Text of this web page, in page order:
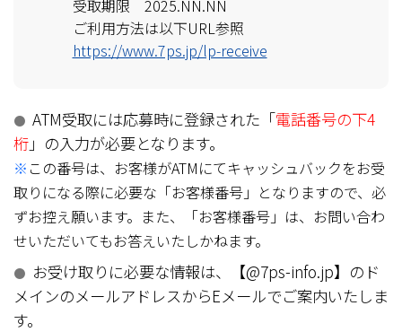
受取期限 2025.NN.NN
ご利用方法は以下URL参照
https://www.7ps.jp/lp-receive
● ATM受取には応募時に登録された「電話番号の下4
桁 」の入力が必要となります。
※ この番号は、お客様がATMにてキャッシュバックをお受
取りになる際に必要な「お客様番号」となりますので、必
ずお控え願います。また、「お客様番号」は、お問い合わ
せいただいてもお答えいたしかねます。
● お受け取りに必要な情報は、【@7ps-info.jp】のド
メインのメールアドレスからEメールでご案内いたしま
す。